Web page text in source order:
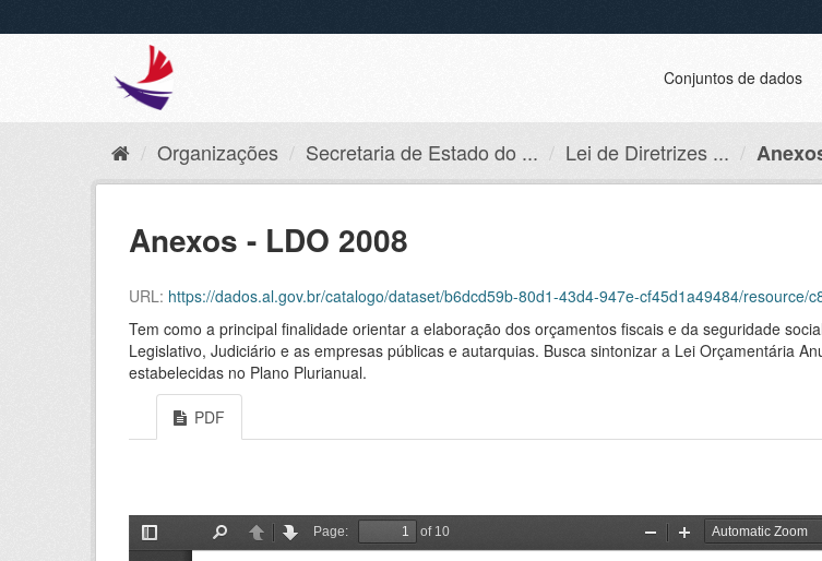
Conjuntos de dados
Organizações Secretaria de Estado do ... Lei de Diretrizes ...
Anexos - LDO 2008
URL: https://dados.al.gov.br/catalogo/dataset/b6dcd59b-80d1-43d4-947e-cf45d1a49484/
Tem como a principal finalidade orientar a elaboração dos orçamentos fiscais e da seguridade
Legislativo, Judiciário e as empresas públicas e autarquias. Busca sintonizar a Lei Orçamentária
estabelecidas no Plano Plurianual.
PDF